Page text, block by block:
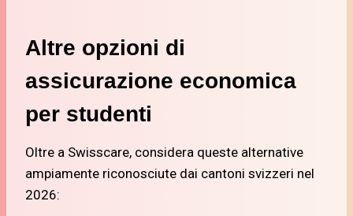
Altre opzioni di
assicurazione economica
per studenti
Oltre a Swisscare, considera queste alternative
ampiamente riconosciute dai cantoni svizzeri nel
2026: